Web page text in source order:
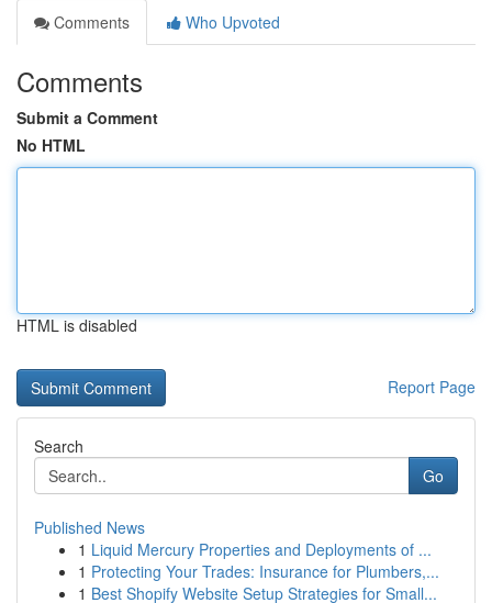
Comments
Who Upvoted
Comments
Submit a Comment
No HTML
HTML is disabled
Report Page
Search
Go
Published News
1 Liquid Mercury Properties and Deployments of ...
1 Protecting Your Trades: Insurance for Plumbers,...
1 Best Shopify Website Setup Strategies for Small...